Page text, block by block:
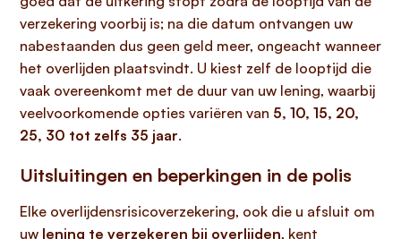
verzekering voorbij is; na die datum ontvangen uw
nabestaanden dus geen geld meer, ongeacht wanneer
het overlijden plaatsvindt. U kiest zelf de looptijd die
vaak overeenkomt met de duur van uw lening, waarbij
veelvoorkomende opties variëren van 5, 10, 15, 20,
25, 30 tot zelfs 35 jaar.
Uitsluitingen en beperkingen in de polis
Elke overlijdensrisicoverzekering, ook die u afsluit om
uw lening te verzekeren bij overlijden, kent